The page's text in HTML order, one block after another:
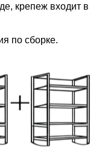
крепеж входит в
по сборке.